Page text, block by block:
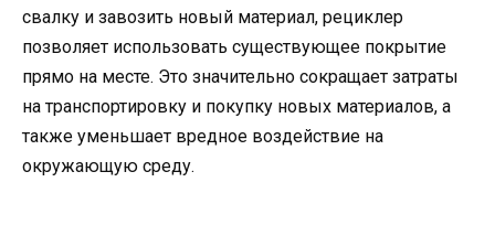
свалку и завозить новый материал, рециклер
позволяет использовать существующее покрытие
прямо на месте. Это значительно сокращает затраты
на транспортировку и покупку новых материалов, а
также уменьшает вредное воздействие на
окружающую среду.